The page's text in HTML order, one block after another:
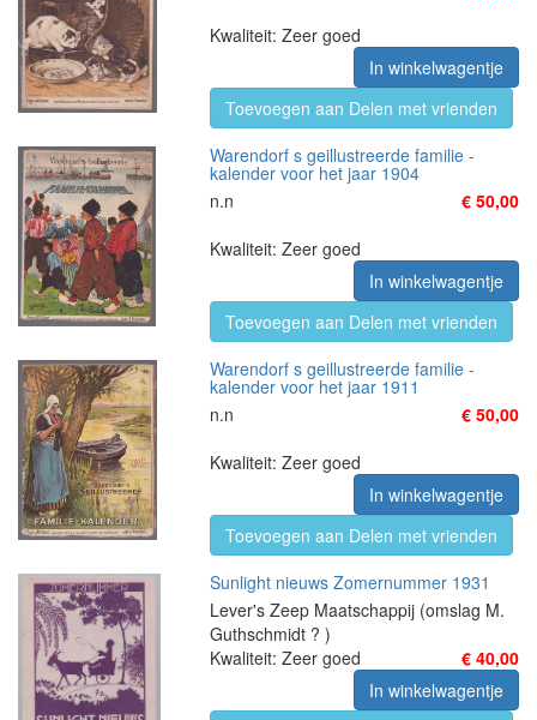
Kwaliteit: Zeer goed
In winkelwagentje
Toevoegen aan Delen met vrienden
Warendorf s geillustreerde familie -
kalender voor het jaar 1904
n.n
€ 50,00
Kwaliteit: Zeer goed
In winkelwagentje
Toevoegen aan Delen met vrienden
Warendorf s geillustreerde familie -
kalender voor het jaar 1911
n.n
€ 50,00
Kwaliteit: Zeer goed
In winkelwagentje
Toevoegen aan Delen met vrienden
Sunlight nieuws Zomernummer 1931
Lever's Zeep Maatschappij (omslag M.
Guthschmidt ? )
€ 40,00
Kwaliteit: Zeer goed
In winkelwagentje